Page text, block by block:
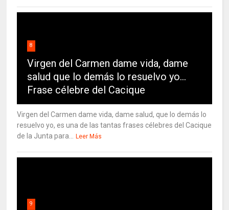
8
Virgen del Carmen dame vida, dame
salud que lo demás lo resuelvo yo…
Frase célebre del Cacique
Virgen del Carmen dame vida, dame salud, que lo demás lo
resuelvo yo, es una de las tantas frases célebres del Cacique
de la Junta para...
Leer Más
9